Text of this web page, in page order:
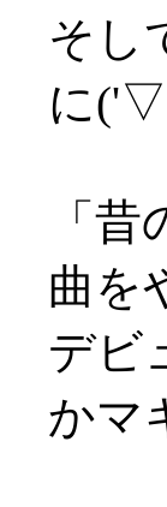
そし
に
「
曲を
デビ
かマ